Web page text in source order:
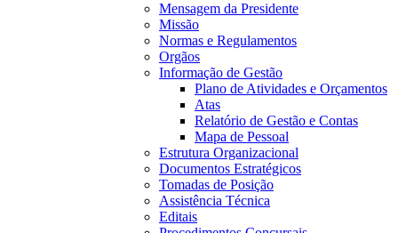
Mensagem da Presidente
Missão
Normas e Regulamentos
Orgãos
Informação de Gestão
Plano de Atividades e Orçamentos
Atas
Relatório de Gestão e Contas
Mapa de Pessoal
Estrutura Organizacional
Documentos Estratégicos
Tomadas de Posição
Assistência Técnica
Editais